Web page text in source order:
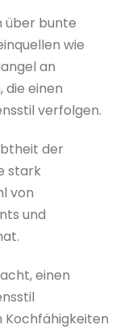
über bunte
wie
an
die einen
verfolgen.
der
stark
von
und
einen
Kochfähigkeiten